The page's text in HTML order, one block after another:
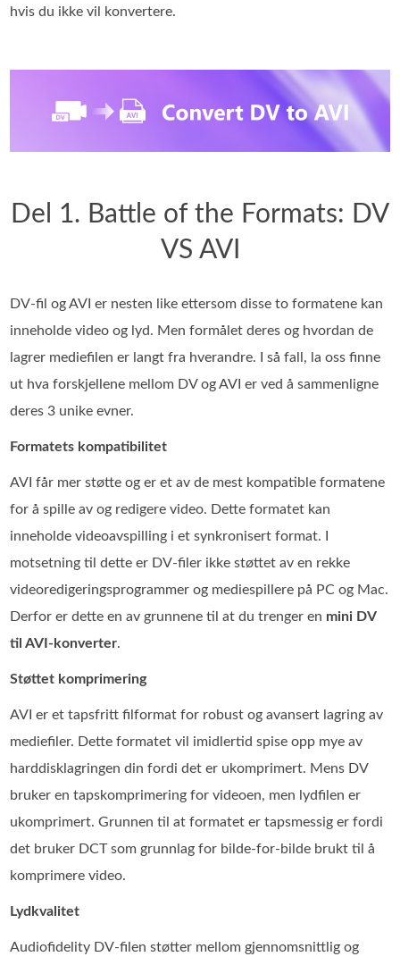
hvis du ikke vil konvertere.
Del 1. Battle of the Formats: DV
VS AVI
DV-fil og AVI er nesten like ettersom disse to formatene kan
inneholde video og lyd. Men formålet deres og hvordan de
lagrer mediefilen er langt fra hverandre. I så fall, la oss finne
ut hva forskjellene mellom DV og AVI er ved å sammenligne
deres 3 unike evner.
Formatets kompatibilitet
AVI får mer støtte og er et av de mest kompatible formatene
for å spille av og redigere video. Dette formatet kan
inneholde videoavspilling i et synkronisert format. I
motsetning til dette er DV-filer ikke støttet av en rekke
videoredigeringsprogrammer og mediespillere på PC og Mac.
Derfor er dette en av grunnene til at du trenger en mini DV
til AVI-konverter.
Støttet komprimering
AVI er et tapsfritt filformat for robust og avansert lagring av
mediefiler. Dette formatet vil imidlertid spise opp mye av
harddisklagringen din fordi det er ukomprimert. Mens DV
bruker en tapskomprimering for videoen, men lydfilen er
ukomprimert. Grunnen til at formatet er tapsmessig er fordi
det bruker DCT som grunnlag for bilde-for-bilde brukt til å
komprimere video.
Lydkvalitet
Audiofidelity DV-filen støtter mellom gjennomsnittlig og